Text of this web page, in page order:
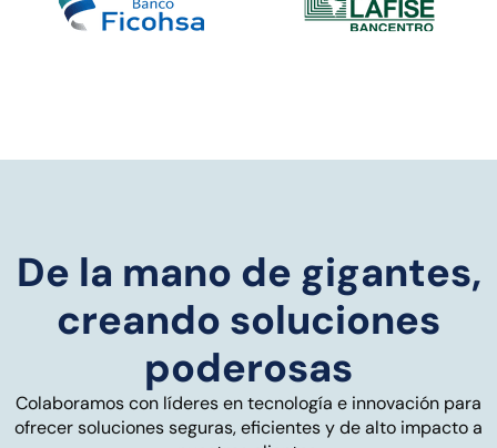
De la mano de gigantes,
creando soluciones
poderosas
Colaboramos con líderes en tecnología e innovación para
ofrecer soluciones seguras, eficientes y de alto impacto a